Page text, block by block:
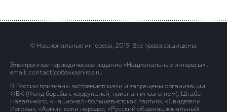
© Национальные интересы, 2019. Все права защищены.
Электронное периодическое издание «Национальные интересы» .
email: contact(сoбaчка)niros.ru
В России признаны экстремистскими и запрещены организации
ФБК (Фонд борьбы с коррупцией, признан иноагентом), Штабы
Навального, «Национал-большевистская партия», «Свидетели
Иеговы», «Армия воли народа», «Русский общенациональный